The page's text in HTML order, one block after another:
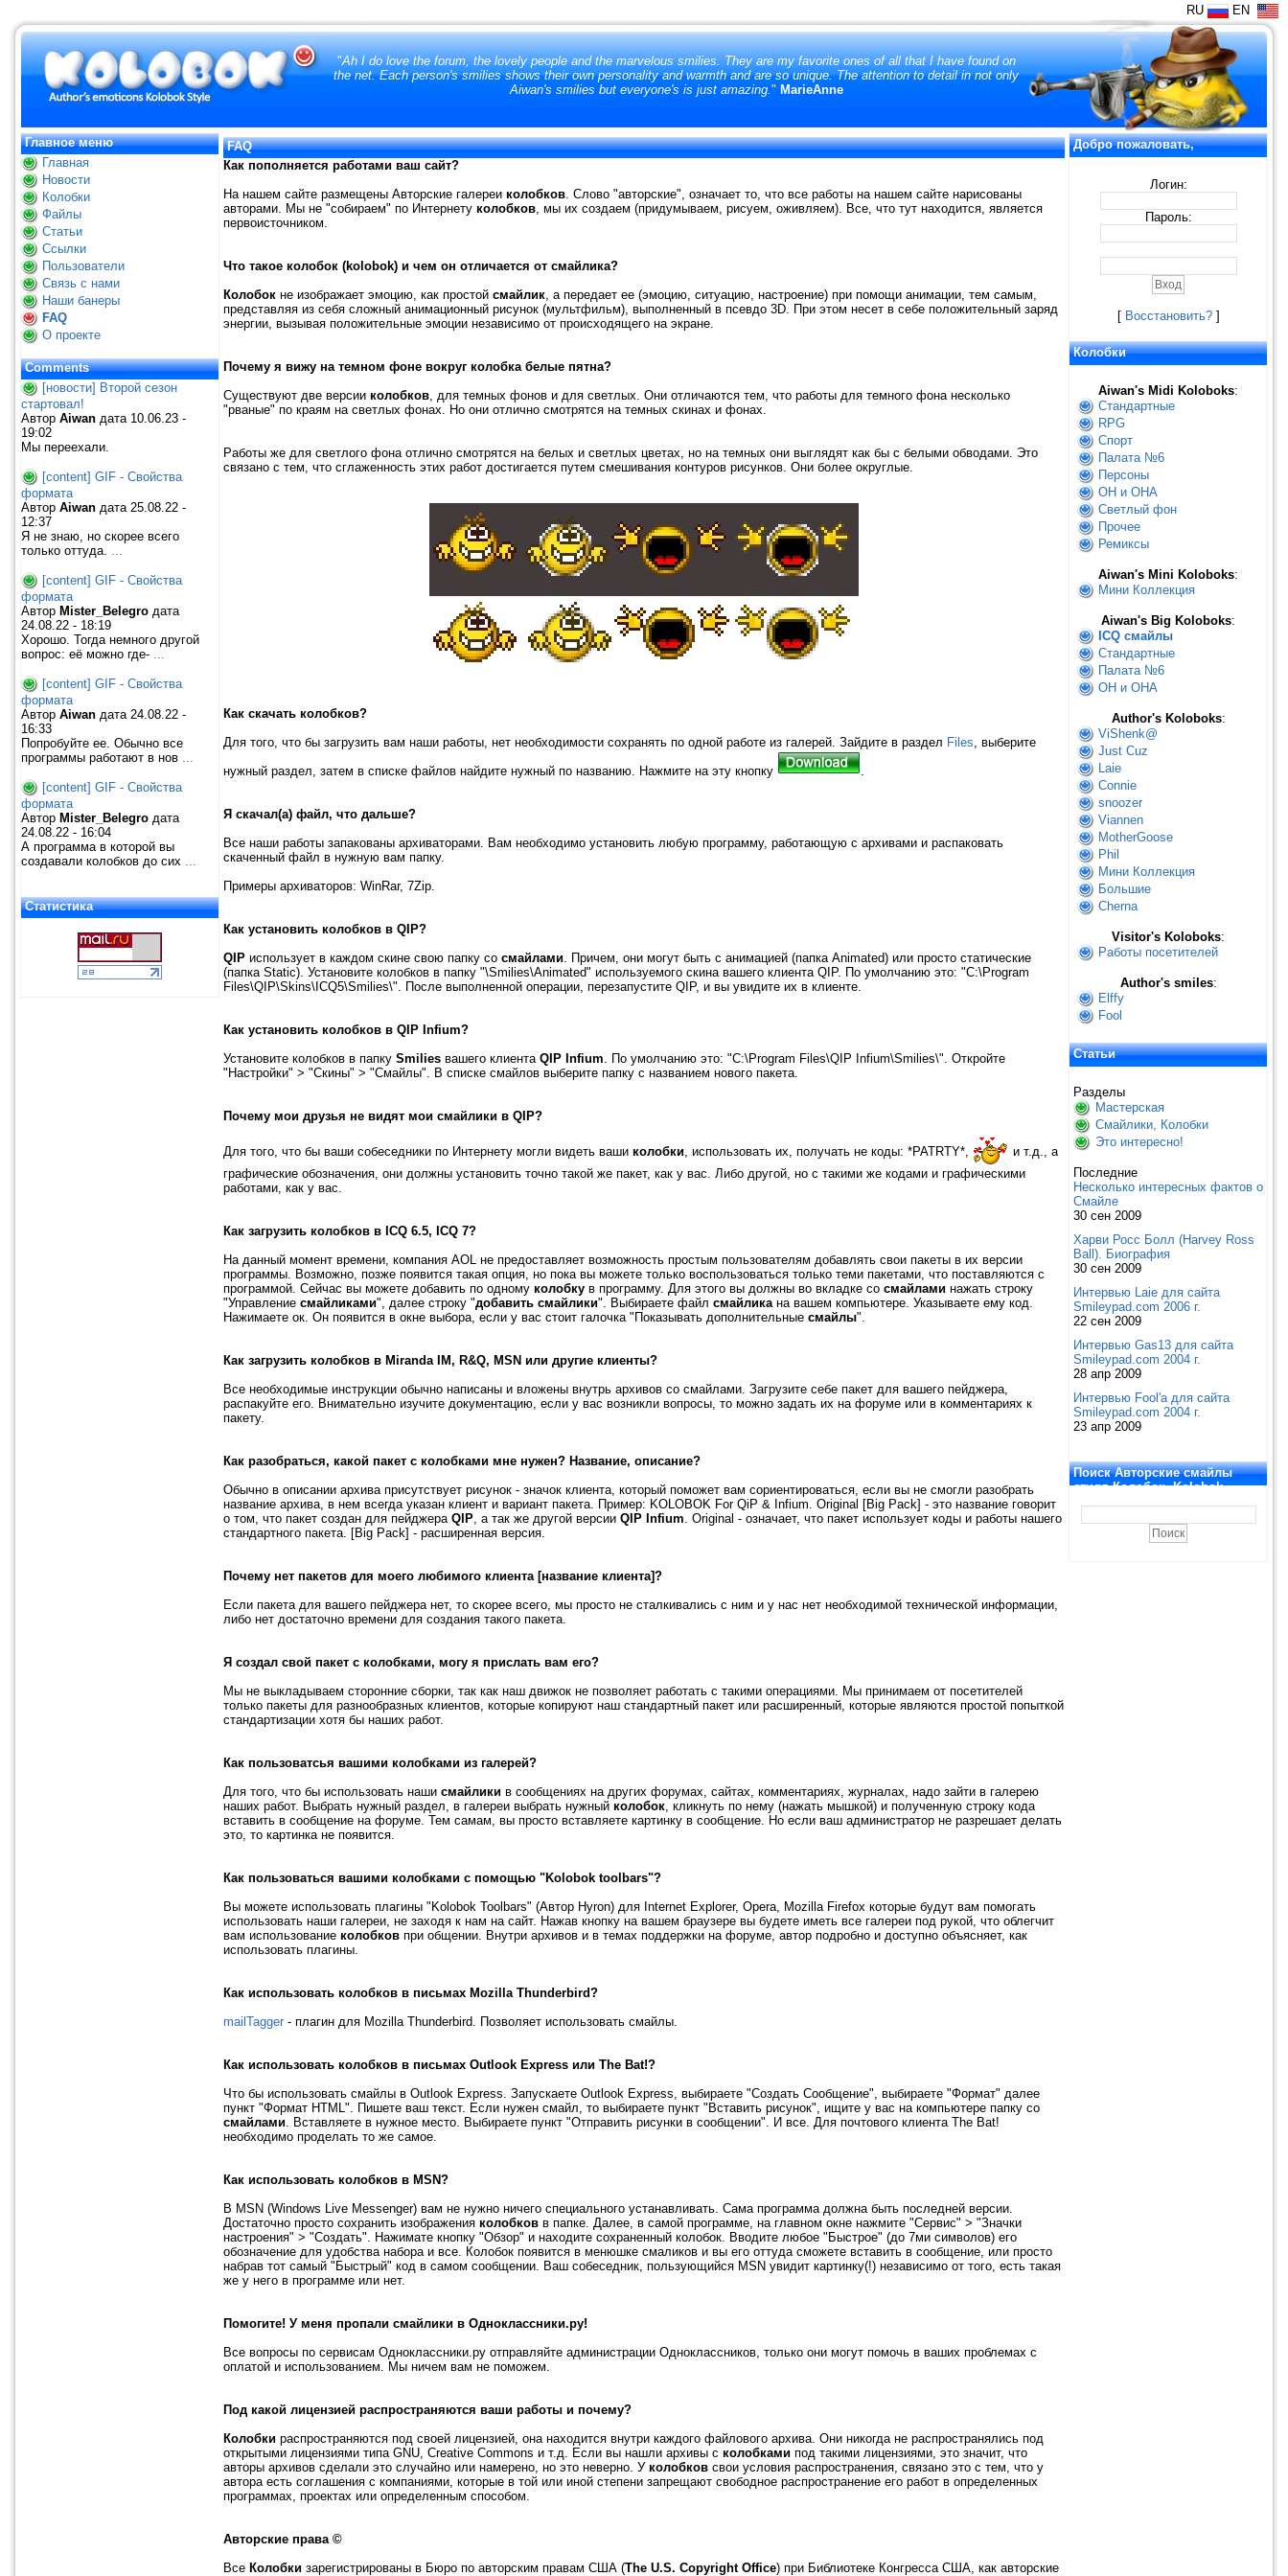
RU EN
"Ah I do love the forum, the lovely people and the marvelous smilies. They are my favorite ones of all that I have found on
the net. Each person's smilies shows their own personality and warmth and are so unique. The attention to detail in not only
Aiwan's smilies but everyone's is just amazing. " MarieAnne
Главное меню
Главная
Новости
Колобки
Файлы
Статьи
Ссылки
Пользователи
Связь с нами
Наши банеры
FAQ
О проекте
Comments
[новости] Второй сезон
стартовал!
Автор Aiwan дата 10.06.23 -
19:02
Мы переехали.
[content] GIF - Свойства
формата
Автор Aiwan дата 25.08.22 -
12:37
Я не знаю, но скорее всего
только оттуда.
[content] GIF - Свойства
формата
Автор Mister_Belegro дата
24.08.22 - 18:19
Хорошо. Тогда немного другой
вопрос: её можно где-
[content] GIF - Свойства
формата
Автор Aiwan дата 24.08.22 -
16:33
Попробуйте ее. Обычно все
программы работают в нов
[content] GIF - Свойства
формата
Автор Mister_Belegro дата
24.08.22 - 16:04
А программа в которой вы
создавали колобков до сих
Статистика
FAQ
Как пополняется работами ваш сайт?
На нашем сайте размещены Авторские галереи колобков . Слово "авторские", означает то, что все работы на нашем сайте нарисованы
авторами. Мы не "собираем" по Интернету колобков , мы их создаем (придумываем, рисуем, оживляем). Все, что тут находится, является
первоисточником.
Что такое колобок (kolobok) и чем он отличается от смайлика?
Колобок не изображает эмоцию, как простой смайлик , а передает ее (эмоцию, ситуацию, настроение) при помощи анимации, тем самым,
представляя из себя сложный анимационный рисунок (мультфильм), выполненный в псевдо 3D. При этом несет в себе положительный заряд
энергии, вызывая положительные эмоции независимо от происходящего на экране.
Почему я вижу на темном фоне вокруг колобка белые пятна?
Существуют две версии колобков , для темных фонов и для светлых. Они отличаются тем, что работы для темного фона несколько
"рваные" по краям на светлых фонах. Но они отлично смотрятся на темных скинах и фонах.
Работы же для светлого фона отлично смотрятся на белых и светлых цветах, но на темных они выглядят как бы с белыми обводами. Это
связано с тем, что сглаженность этих работ достигается путем смешивания контуров рисунков. Они более округлые.
Как скачать колобков?
Для того, что бы загрузить вам наши работы, нет необходимости сохранять по одной работе из галерей. Зайдите в раздел Files , выберите
нужный раздел, затем в списке файлов найдите нужный по названию. Нажмите на эту кнопку
Я скачал(а) файл, что дальше?
Все наши работы запакованы архиваторами. Вам необходимо установить любую программу, работающую с архивами и распаковать
скаченный файл в нужную вам папку.
Примеры архиваторов: WinRar, 7Zip.
Как установить колобков в QIP?
QIP использует в каждом скине свою папку со смайлами . Причем, они могут быть с анимацией (папка Animated) или просто статические
(папка Static). Установите колобков в папку "\Smilies\Animated" используемого скина вашего клиента QIP. По умолчанию это: "C:\Program
Files\QIP\Skins\ICQ5\Smilies\". После выполненной операции, перезапустите QIP, и вы увидите их в клиенте.
Как установить колобков в QIP Infium?
Установите колобков в папку Smilies вашего клиента QIP Infium . По умолчанию это: "C:\Program Files\QIP Infium\Smilies\". Откройте
"Настройки" > "Скины" > "Смайлы". В списке смайлов выберите папку с названием нового пакета.
Почему мои друзья не видят мои смайлики в QIP?
Для того, что бы ваши собеседники по Интернету могли видеть ваши колобки , использовать их, получать не коды: *PATRTY*,
и т.д., а
графические обозначения, они должны установить точно такой же пакет, как у вас. Либо другой, но с такими же кодами и графическими
работами, как у вас.
Как загрузить колобков в ICQ 6.5, ICQ 7?
На данный момент времени, компания AOL не предоставляет возможность простым пользователям добавлять свои пакеты в их версии
программы. Возможно, позже появится такая опция, но пока вы можете только воспользоваться только теми пакетами, что поставляются с
программой. Сейчас вы можете добавить по одному колобку в программу. Для этого вы должны во вкладке со смайлами нажать строку
"Управление смайликами", далее строку "добавить смайлики". Выбираете файл смайлика на вашем компьютере. Указываете ему код.
Нажимаете ок. Он появится в окне выбора, если у вас стоит галочка "Показывать дополнительные смайлы".
Как загрузить колобков в Miranda IM, R&Q, MSN или другие клиенты?
Все необходимые инструкции обычно написаны и вложены внутрь архивов со смайлами. Загрузите себе пакет для вашего пейджера,
распакуйте его. Внимательно изучите документацию, если у вас возникли вопросы, то можно задать их на форуме или в комментариях к
пакету.
Как разобраться, какой пакет с колобками мне нужен? Название, описание?
Обычно в описании архива присутствует рисунок - значок клиента, который поможет вам сориентироваться, если вы не смогли разобрать
название архива, в нем всегда указан клиент и вариант пакета. Пример: KOLOBOK For QiP & Infium. Original [Big Pack] - это название говорит
о том, что пакет создан для пейджера QIP , а так же другой версии QIP Infium . Original - означает, что пакет использует коды и работы нашего
стандартного пакета. [Big Pack] - расширенная версия.
Почему нет пакетов для моего любимого клиента [название клиента]?
Если пакета для вашего пейджера нет, то скорее всего, мы просто не сталкивались с ним и у нас нет необходимой технической информации,
либо нет достаточно времени для создания такого пакета.
Я создал свой пакет с колобками, могу я прислать вам его?
Мы не выкладываем сторонние сборки, так как наш движок не позволяет работать с такими операциями. Мы принимаем от посетителей
только пакеты для разнообразных клиентов, которые копируют наш стандартный пакет или расширенный, которые являются простой попыткой
стандартизации хотя бы наших работ.
Как пользоватсья вашими колобками из галерей?
Для того, что бы использовать наши смайлики в сообщениях на других форумах, сайтах, комментариях, журналах, надо зайти в галерею
наших работ. Выбрать нужный раздел, в галереи выбрать нужный колобок , кликнуть по нему (нажать мышкой) и полученную строку кода
вставить в сообщение на форуме. Тем самам, вы просто вставляете картинку в сообщение. Но если ваш администратор не разрешает делать
это, то картинка не появится.
Как пользоваться вашими колобками с помощью "Kolobok toolbars"?
Вы можете использовать плагины "Kolobok Toolbars" (Автор Hyron) для Internet Explorer, Opera, Mozilla Firefox которые будут вам помогать
использовать наши галереи, не заходя к нам на сайт. Нажав кнопку на вашем браузере вы будете иметь все галереи под рукой, что облегчит
вам использование колобков при общении. Внутри архивов и в темах поддержки на форуме, автор подробно и доступно объясняет, как
использовать плагины.
Как использовать колобков в письмах Mozilla Thunderbird?
mailTagger - плагин для Mozilla Thunderbird. Позволяет использовать смайлы.
Как использовать колобков в письмах Outlook Express или The Bat!?
Что бы использовать смайлы в Outlook Express. Запускаете Outlook Express, выбираете "Создать Сообщение", выбираете "Формат" далее
пункт "Формат HTML". Пишете ваш текст. Если нужен смайл, то выбираете пункт "Вставить рисунок", ищите у вас на компьютере папку со
смайлами . Вставляете в нужное место. Выбираете пункт "Отправить рисунки в сообщении". И все. Для почтового клиента The Bat!
необходимо проделать то же самое.
Как использовать колобков в MSN?
В MSN (Windows Live Messenger) вам не нужно ничего специального устанавливать. Сама программа должна быть последней версии.
Достаточно просто сохранить изображения колобков в папке. Далее, в самой программе, на главном окне нажмите "Сервис" > "Значки
настроения" > "Создать". Нажимате кнопку "Обзор" и находите сохраненный колобок. Вводите любое "Быстрое" (до 7ми символов) его
обозначение для удобства набора и все. Колобок появится в менюшке смаликов и вы его оттуда сможете вставить в сообщение, или просто
набрав тот самый "Быстрый" код в самом сообщении. Ваш собеседник, пользующийся MSN увидит картинку(!) независимо от того, есть такая
же у него в программе или нет.
Помогите! У меня пропали смайлики в Одноклассники.ру!
Все вопросы по сервисам Одноклассники.ру отправляйте администрации Одноклассников, только они могут помочь в ваших проблемах с
оплатой и использованием. Мы ничем вам не поможем.
Под какой лицензией распространяются ваши работы и почему?
Колобки распространяются под своей лицензией, она находится внутри каждого файлового архива. Они никогда не распространялись под
открытыми лицензиями типа GNU, Creative Commons и т.д. Если вы нашли архивы с колобками под такими лицензиями, это значит, что
авторы архивов сделали это случайно или намерено, но это неверно. У колобков свои условия распространения, связано это с тем, что у
автора есть соглашения с компаниями, которые в той или иной степени запрещают свободное распространение его работ в определенных
программах, проектах или определенным способом.
Авторские права ©
Все Колобки зарегистрированы в Бюро по авторским правам США (The U.S. Copyright Office) при Библиотеке Конгресса США, как авторские
Добро пожаловать,
Логин:
Пароль:
[ Восстановить?]
Колобки
Aiwan's Midi Koloboks:
Стандартные
RPG
Спорт
Палата №6
Персоны
ОН и ОНА
Светлый фон
Прочее
Ремиксы
Aiwan's Mini Koloboks:
Мини Коллекция
Aiwan's Big Koloboks:
ICQ смайлы
Стандартные
Палата №6
ОН и ОНА
Author's Koloboks:
ViShenk@
Just Cuz
Laie
Connie
snoozer
Viannen
MotherGoose
Phil
Мини Коллекция
Большие
Cherna
Visitor's Koloboks:
Работы посетителей
Author's smiles:
Elffy
Fool
Статьи
Разделы
Мастерская
Смайлики, Колобки
Это интересно!
Последние
Несколько интересных фактов о
Смайле
30 сен 2009
Харви Росс Болл (Harvey Ross
Ball). Биография
30 сен 2009
Интервью Laie для сайта
Smileypad.com 2006 г.
22 сен 2009
Интервью Gas13 для сайта
Smileypad.com 2004 г.
28 апр 2009
Интервью Fool'a для сайта
Smileypad.com 2004 г.
23 апр 2009
Поиск Авторские смайлы
стиля Колобок. Kolobok